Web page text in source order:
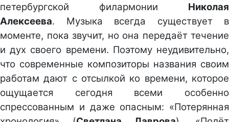
петербургской филармонии Николая
Алексеева. Музыка всегда существует в
моменте, пока звучит, но она передаёт течение
и дух своего времени. Поэтому неудивительно,
что современные композиторы названия своим
работам дают с отсылкой ко времени, которое
ощущается сегодня всеми особенно
спрессованным и даже опасным: «Потерянная